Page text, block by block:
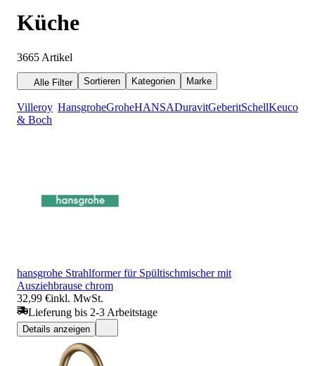
Küche
3665 Artikel
Alle Filter Sortieren Kategorien Marke
Villeroy
& Boch
HansgroheGroheHANSADuravitGeberitSchellKeuco
hansgrohe Strahlformer für Spültischmischer mit
Ausziehbrause chrom
32,99 €inkl. MwSt.
Lieferung bis 2-3 Arbeitstage
Details anzeigen